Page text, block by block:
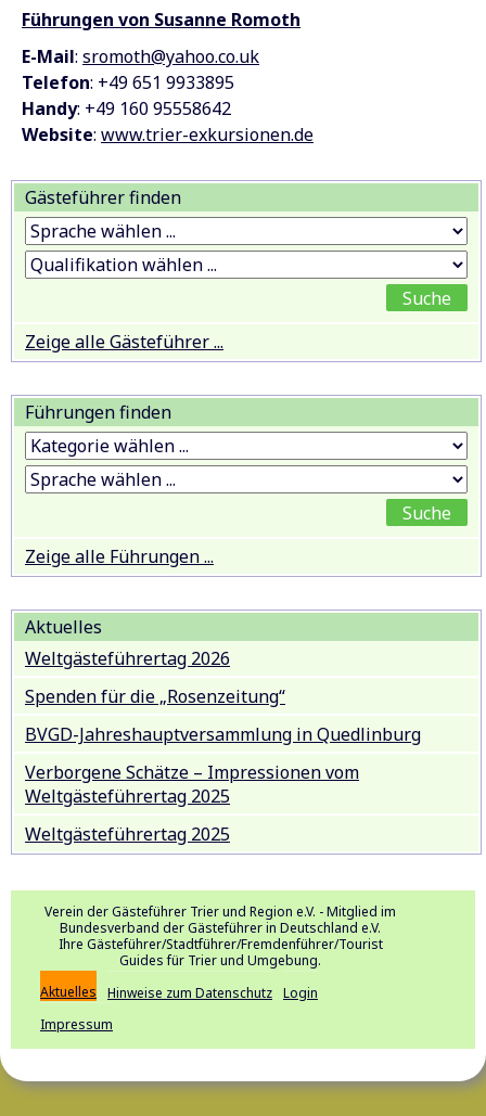
Führungen von Susanne Romoth
E-Mail: sromoth@yahoo.co.uk
Telefon: +49 651 9933895
Handy: +49 160 95558642
Website: www.trier-exkursionen.de
Gästeführer finden
Zeige alle Gästeführer ...
Führungen finden
Zeige alle Führungen ...
Aktuelles
Weltgästeführertag 2026
Spenden für die „Rosenzeitung“
BVGD-Jahreshauptversammlung in Quedlinburg
Verborgene Schätze – Impressionen vom
Weltgästeführertag 2025
Weltgästeführertag 2025
Verein der Gästeführer Trier und Region e.V. - Mitglied im
Bundesverband der Gästeführer in Deutschland e.V.
Ihre Gästeführer/Stadtführer/Fremdenführer/Tourist
Guides für Trier und Umgebung.
Aktuelles
Hinweise zum Datenschutz Login
Impressum